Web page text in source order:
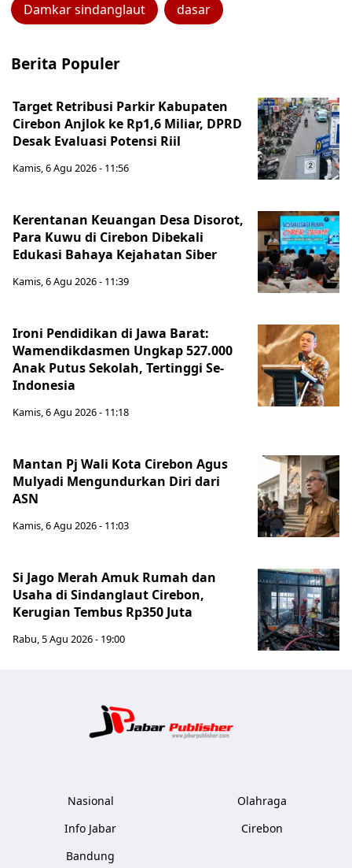
Damkar sindanglaut dasar
Berita Populer
Target Retribusi Parkir Kabupaten
Cirebon Anjlok ke Rp1,6 Miliar, DPRD
Desak Evaluasi Potensi Riil
Kamis, 6 Agu 2026 - 11:56
Kerentanan Keuangan Desa Disorot,
Para Kuwu di Cirebon Dibekali
Edukasi Bahaya Kejahatan Siber
Kamis, 6 Agu 2026 - 11:39
Ironi Pendidikan di Jawa Barat:
Wamendikdasmen Ungkap 527.000
Anak Putus Sekolah, Tertinggi Se-
Indonesia
Kamis, 6 Agu 2026 - 11:18
Mantan Pj Wali Kota Cirebon Agus
Mulyadi Mengundurkan Diri dari
ASN
Kamis, 6 Agu 2026 - 11:03
Si Jago Merah Amuk Rumah dan
Usaha di Sindanglaut Cirebon,
Kerugian Tembus Rp350 Juta
Rabu, 5 Agu 2026 - 19:00
Nasional
Info Jabar
Bandung
Olahraga
Cirebon